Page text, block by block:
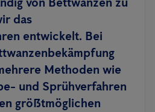
das
entwickelt. Bei
Methoden wie
und Sprühverfahren
größtmöglichen